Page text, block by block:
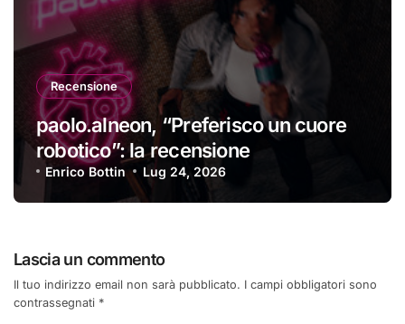
Recensione
paolo.alneon, “Preferisco un cuore
robotico”: la recensione
Enrico Bottin Lug 24, 2026
Lascia un commento
Il tuo indirizzo email non sarà pubblicato. I campi obbligatori sono
contrassegnati *